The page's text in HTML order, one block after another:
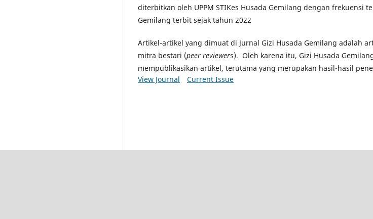
diterbitkan oleh UPPM STIKes Husada Gemilang dengan frekuensi
Gemilang terbit sejak tahun 2022
Artikel-artikel yang dimuat di Jurnal Gizi Husada Gemilang adalah
mitra bestari (peer reviewers). Oleh karena itu, Gizi Husada
mempublikasikan artikel, terutama yang merupakan hasil-hasil
View Journal
Current Issue